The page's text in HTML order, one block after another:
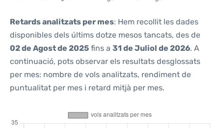
Retards analitzats per mes: Hem recollit les dades
disponibles dels últims dotze mesos tancats, des de
02 de Agost de 2025 fins a 31 de Juliol de 2026. A
continuació, pots observar els resultats desglossats
per mes: nombre de vols analitzats, rendiment de
puntualitat per mes i retard mitjà per mes.